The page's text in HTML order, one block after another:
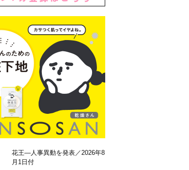
花王―人事異動を発表／2026年8
月1日付